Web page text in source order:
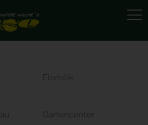
Floristik
Gartencenter